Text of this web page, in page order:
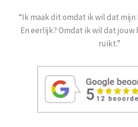
“Ik maak dit omdat ik wil dat
En eerlijk? Omdat ik wil dat jouw
ruikt.”